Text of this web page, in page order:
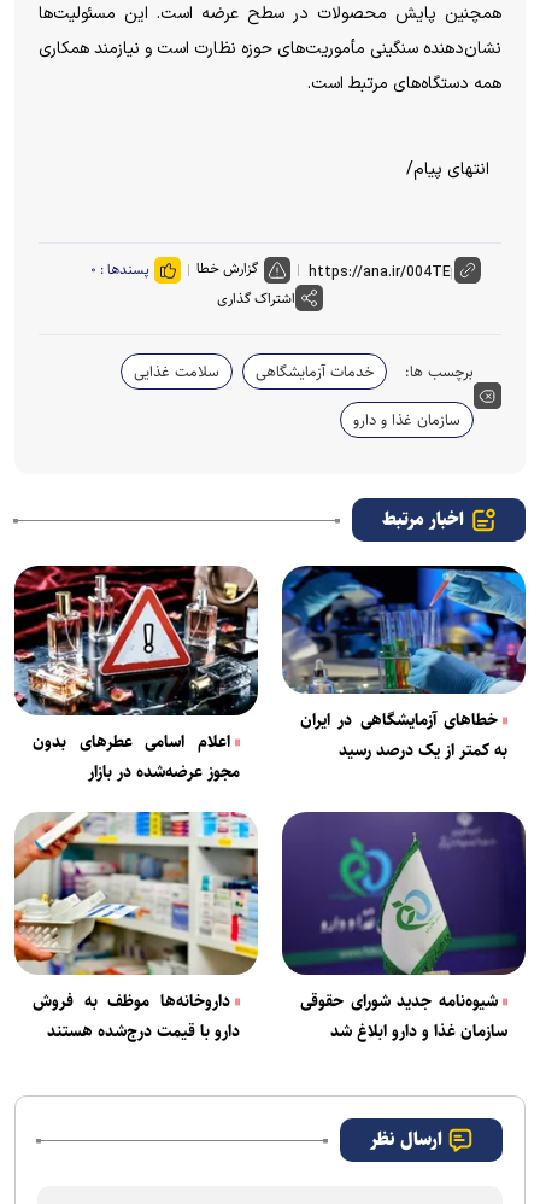
همچنین پایش محصولات در سطح عرضه است. این مسئولیت‌ها
نشان‌دهنده سنگینی مأموریت‌های حوزه نظارت است و نیازمند همکاری
همه دستگاه‌های مرتبط است.
انتهای پیام/
گزارش خطا پسندها : ۰
اشتراک گذاری
برچسب ها: خدمات آزمایشگاهی
سلامت غذایی
سازمان غذا و دارو
اخبار مرتبط
خطا‌های آزمایشگاهی در ایران
به کمتر از یک درصد رسید
اعلام اسامی عطرهای بدون
مجوز عرضه‌شده در بازار
شیوه‌نامه جدید شورای حقوقی
سازمان غذا و دارو ابلاغ شد
داروخانه‌ها موظف به فروش
دارو با قیمت درج‌شده هستند
ارسال نظر